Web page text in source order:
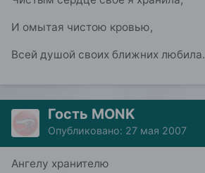
И омытая чистою кровью,
Всей душой своих ближних любила.
Гость MONK
Опубликовано: 27 мая 2007
Ангелу хранителю